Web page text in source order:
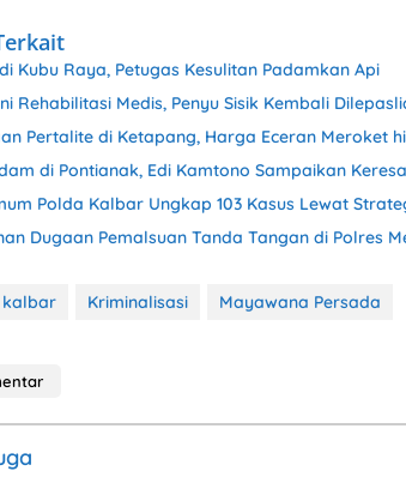
Kubu Raya, Petugas Kesulitan Padamkan Api
Rehabilitasi Medis, Penyu Sisik Kembali
Pertalite di Ketapang, Harga Eceran Meroket
di Pontianak, Edi Kamtono Sampaikan
Polda Kalbar Ungkap 103 Kasus Lewat
Dugaan Pemalsuan Tanda Tangan di Polres
kalbar Kriminalisasi Mayawana Persada